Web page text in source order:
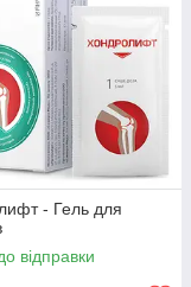
- Гель для
відправки